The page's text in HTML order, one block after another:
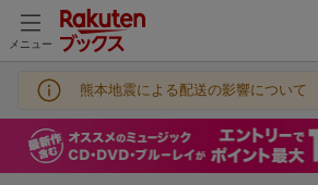
メニュー
熊本地震による配送の影響について